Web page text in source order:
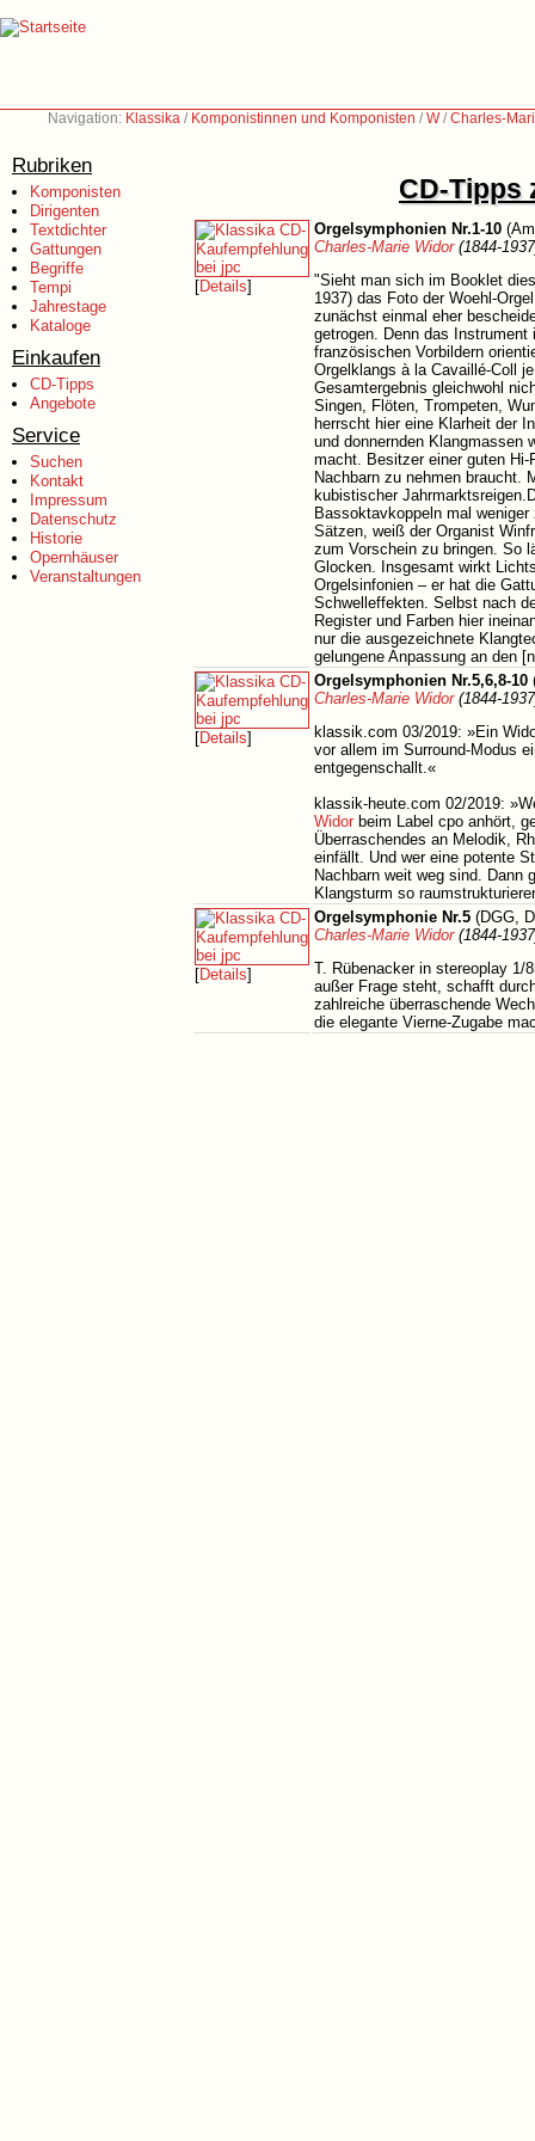
Navigation: Klassika / Komponistinnen und Komponisten /W/Charles-
Rubriken
Komponisten
Dirigenten
Textdichter
Gattungen
Begriffe
Tempi
Jahrestage
Kataloge
Einkaufen
CD-Tipps
Angebote
Service
Suchen
Kontakt
Impressum
Datenschutz
Historie
Opernhäuser
Veranstaltungen
CD-Tipps
[Details]
Orgelsymphonien Nr.1-10
Charles-Marie Widor(1844-
"Sieht man sich im Booklet
1937) das Foto der Woehl-
zunächst einmal eher
getrogen. Denn das
französischen Vorbildern
Orgelklangs à la Cavaillé-Coll
Gesamtergebnis gleichwohl
Singen, Flöten, Trompeten,
herrscht hier eine Klarheit der
und donnernden Klangmassen
macht. Besitzer einer guten
Nachbarn zu nehmen braucht.
kubistischer
Bassoktavkoppeln mal
Sätzen, weiß der Organist
zum Vorschein zu bringen. So
Glocken. Insgesamt wirkt
Orgelsinfonien – er hat die
Schwelleffekten. Selbst nach
Register und Farben hier
nur die ausgezeichnete
gelungene Anpassung an den
[Details]
Orgelsymphonien Nr.5,6,8-10
Charles-Marie Widor(1844-
klassik.com 03/2019: »Ein
vor allem im Surround-Modus
entgegenschallt.«
klassik-heute.com 02/2019:
Widor beim Label cpo anhört,
Überraschendes an Melodik,
einfällt. Und wer eine potente
Nachbarn weit weg sind. Dann
Klangsturm so
[Details]
Orgelsymphonie Nr.5 (DGG,
Charles-Marie Widor(1844-
T. Rübenacker in stereoplay 1/
außer Frage steht, schafft
zahlreiche überraschende
die elegante Vierne-Zugabe